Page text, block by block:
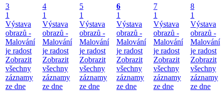
3
1
Výstava
obrazů -
Malování
je radost
Zobrazit
všechny
záznamy
ze dne
4
1
Výstava
obrazů -
Malování
je radost
Zobrazit
všechny
záznamy
ze dne
5
1
Výstava
obrazů -
Malování
je radost
Zobrazit
všechny
záznamy
ze dne
6
1
Výstava
obrazů -
Malování
je radost
Zobrazit
všechny
záznamy
ze dne
7
1
Výstava
obrazů -
Malování
je radost
Zobrazit
všechny
záznamy
ze dne
8
1
Výstava
obrazů -
Malování
je radost
Zobrazit
všechny
záznamy
ze dne